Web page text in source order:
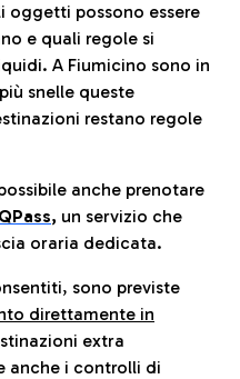
oggetti possono essere
e quali regole si
A Fiumicino sono in
snelle queste
restano regole
anche prenotare
QPass, un servizio che
oraria dedicata.
sono previste
direttamente in
extra
anche i controlli di